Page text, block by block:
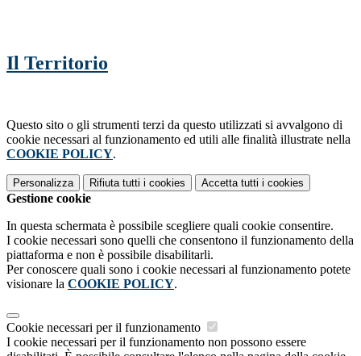
Il Territorio
Questo sito o gli strumenti terzi da questo utilizzati si avvalgono di
cookie necessari al funzionamento ed utili alle finalità illustrate nella
COOKIE POLICY.
Personalizza Rifiuta tutti i cookies Accetta tutti i cookies
Gestione cookie
In questa schermata è possibile scegliere quali cookie consentire.
I cookie necessari sono quelli che consentono il funzionamento della
piattaforma e non è possibile disabilitarli.
Per conoscere quali sono i cookie necessari al funzionamento potete
visionare la COOKIE POLICY.
Cookie necessari per il funzionamento
I cookie necessari per il funzionamento non possono essere